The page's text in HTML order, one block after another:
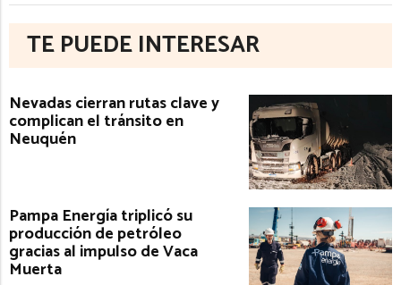
TE PUEDE INTERESAR
Nevadas cierran rutas clave y
complican el tránsito en
Neuquén
Pampa Energía triplicó su
producción de petróleo
gracias al impulso de Vaca
Muerta